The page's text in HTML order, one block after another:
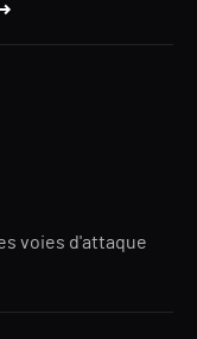
voies d'attaque